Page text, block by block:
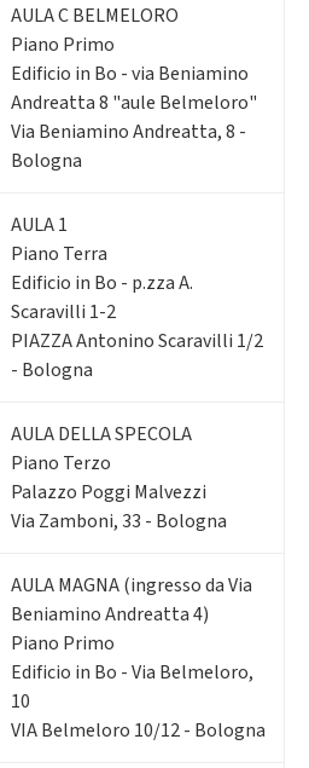
AULA C BELMELORO
Piano Primo
Edificio in Bo - via Beniamino
Andreatta 8 "aule Belmeloro"
Via Beniamino Andreatta, 8 -
Bologna
AULA 1
Piano Terra
Edificio in Bo - p.zza A.
Scaravilli 1-2
PIAZZA Antonino Scaravilli 1/2
- Bologna
AULA DELLA SPECOLA
Piano Terzo
Palazzo Poggi Malvezzi
Via Zamboni, 33 - Bologna
AULA MAGNA (ingresso da Via
Beniamino Andreatta 4)
Piano Primo
Edificio in Bo - Via Belmeloro,
10
VIA Belmeloro 10/12 - Bologna